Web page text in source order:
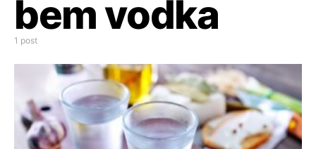
bem vodka
1 post